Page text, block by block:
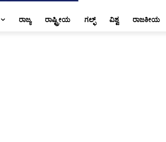
ರಾಜ್ಯ ರಾಷ್ಟ್ರೀಯ ಗಲ್ಫ್ ವಿಶ್ವ ರಾಜಕೀಯ